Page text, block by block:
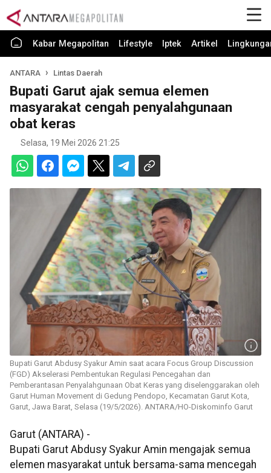
Kabar Megapolitan Lifestyle Iptek Artikel
ANTARA Lintas Daerah
Bupati Garut ajak semua elemen
masyarakat cengah penyalahgunaan
obat keras
Selasa, 19 Mei 2026 21:25
Bupati Garut Abdusy Syakur Amin saat acara Focus Group Discussion
(FGD) Akselerasi Pembentukan Regulasi Pencegahan dan
Pemberantasan Penyalahgunaan Obat Keras yang diselenggarakan oleh
Garut Human Movement di Gedung Pendopo, Kecamatan Garut Kota,
Garut, Jawa Barat, Selasa (19/5/2026). ANTARA/HO-Diskominfo Garut
Garut (ANTARA) -
Bupati Garut Abdusy Syakur Amin mengajak semua
elemen masyarakat untuk bersama-sama mencegah